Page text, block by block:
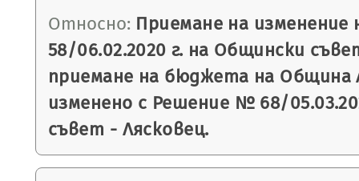
Относно: Приемане на
58/06.02.2020 г. на Общински
приемане на бюджета на Община
изменено с Решение № 68/
съвет - Лясковец.